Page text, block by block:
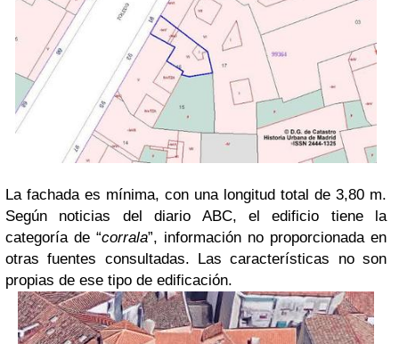
La fachada es mínima, con una longitud total de 3,80 m.
Según noticias del diario ABC, el edificio tiene la
categoría de “corrala”, información no proporcionada en
otras fuentes consultadas. Las características no son
propias de ese tipo de edificación.